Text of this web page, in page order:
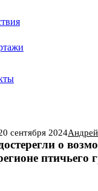
Все
сентября 2024
о
птичьего